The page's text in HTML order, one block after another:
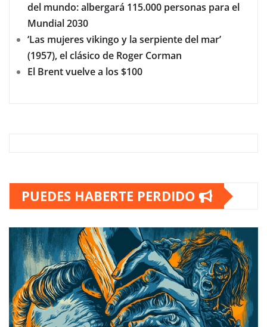
del mundo: albergará 115.000 personas para el
Mundial 2030
‘Las mujeres vikingo y la serpiente del mar’
(1957), el clásico de Roger Corman
El Brent vuelve a los $100
PUEDES HABERTE PERDIDO